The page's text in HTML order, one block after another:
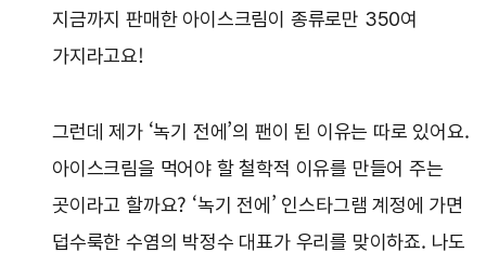
지금까지 판매한 아이스크림이 종류로만 350여
가지라고요!
그런데 제가 ‘녹기 전에’의 팬이 된 이유는 따로 있어요.
아이스크림을 먹어야 할 철학적 이유를 만들어 주는
곳이라고 할까요? ‘녹기 전에’ 인스타그램 계정에 가면
덥수룩한 수염의 박정수 대표가 우리를 맞이하죠. 나도